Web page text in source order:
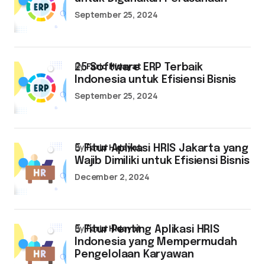
September 25, 2024
25 Software ERP Terbaik
Indonesia untuk Efisiensi Bisnis
byFarid Hidayat
September 25, 2024
5 Fitur Aplikasi HRIS Jakarta yang
Wajib Dimiliki untuk Efisiensi Bisnis
byFarid Hidayat
December 2, 2024
5 Fitur Penting Aplikasi HRIS
Indonesia yang Mempermudah
Pengelolaan Karyawan
byFarid Hidayat